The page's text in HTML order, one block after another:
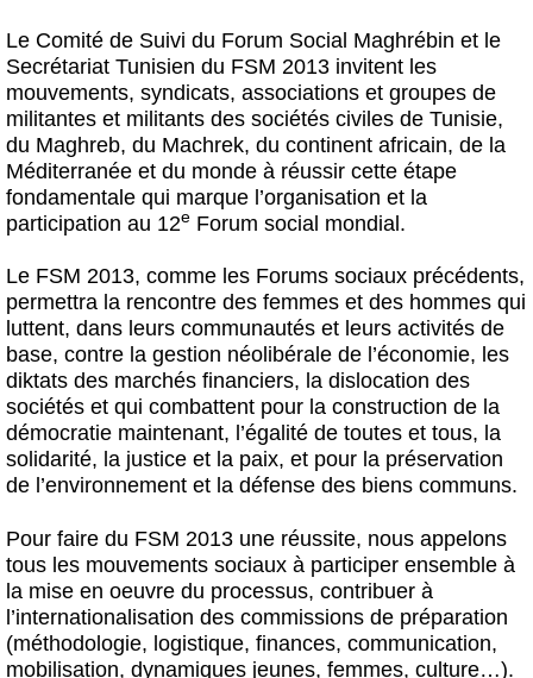
Le Comité de Suivi du Forum Social Maghrébin et le
Secrétariat Tunisien du FSM 2013 invitent les
mouvements, syndicats, associations et groupes de
militantes et militants des sociétés civiles de Tunisie,
du Maghreb, du Machrek, du continent africain, de la
Méditerranée et du monde à réussir cette étape
fondamentale qui marque l’organisation et la
participation au 12e Forum social mondial.
Le FSM 2013, comme les Forums sociaux précédents,
permettra la rencontre des femmes et des hommes qui
luttent, dans leurs communautés et leurs activités de
base, contre la gestion néolibérale de l’économie, les
diktats des marchés financiers, la dislocation des
sociétés et qui combattent pour la construction de la
démocratie maintenant, l’égalité de toutes et tous, la
solidarité, la justice et la paix, et pour la préservation
de l’environnement et la défense des biens communs.
Pour faire du FSM 2013 une réussite, nous appelons
tous les mouvements sociaux à participer ensemble à
la mise en oeuvre du processus, contribuer à
l’internationalisation des commissions de préparation
(méthodologie, logistique, finances, communication,
mobilisation, dynamiques jeunes, femmes, culture…).